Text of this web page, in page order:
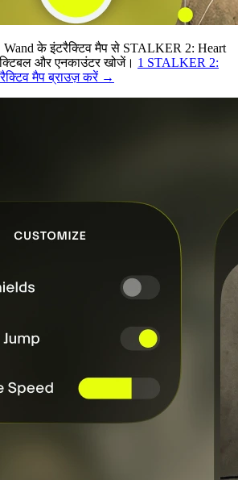
Wand के इंटरैक्टिव मैप से STALKER 2: Heart
और एनकाउंटर खोजें। 1 STALKER 2:
मैप ब्राउज़ करें →